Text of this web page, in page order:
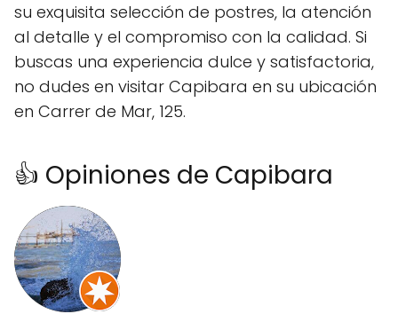
su exquisita selección de postres, la atención
al detalle y el compromiso con la calidad. Si
buscas una experiencia dulce y satisfactoria,
no dudes en visitar Capibara en su ubicación
en Carrer de Mar, 125.
👍 Opiniones de Capibara